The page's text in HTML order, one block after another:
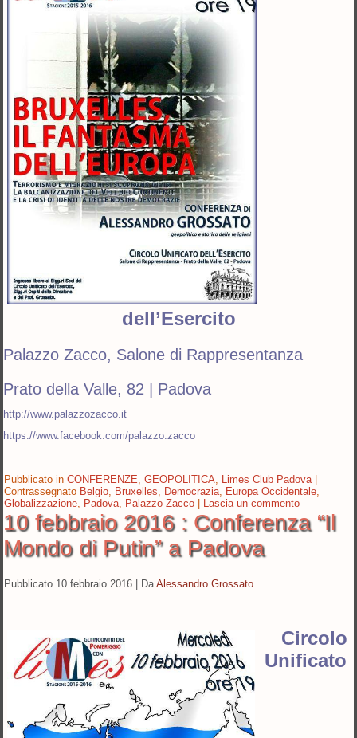
dell’Esercito
Palazzo Zacco, Salone di Rappresentanza
Prato della Valle, 82 | Padova
http://www.palazzozacco.it
https://www.facebook.com/palazzo.zacco
Pubblicato in CONFERENZE,GEOPOLITICA, Limes Club Padova|
Contrassegnato Belgio, Bruxelles, Democrazia, Europa Occidentale,
Globalizzazione, Padova, Palazzo Zacco Lascia un commento
10 febbraio 2016 : Conferenza “Il
Mondo di Putin” a Padova
Pubblicato 10 febbraio 2016 Da Alessandro Grossato
Circolo
Unificato